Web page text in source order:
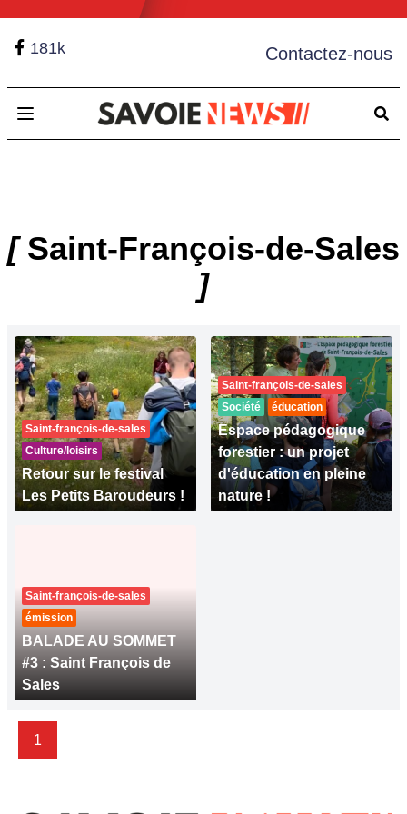
181k Contactez-nous
Open main menu
[Saint-François-de-Sales
]
Saint-françois-de-sales
Culture/loisirs
Retour sur le festival
Les Petits Baroudeurs !
Saint-françois-de-sales
Société
éducation
Espace pédagogique
forestier : un projet
d'éducation en pleine
nature !
Saint-françois-de-sales
émission
BALADE AU SOMMET
#3 : Saint François de
Sales
1